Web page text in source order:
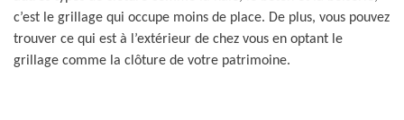
c’est le grillage qui occupe moins de place. De plus, vous pouvez
trouver ce qui est à l’extérieur de chez vous en optant le
grillage comme la clôture de votre patrimoine.